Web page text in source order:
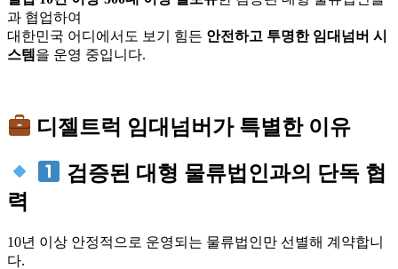
과 협업하여
대한민국 어디에서도 보기 힘든 안전하고 투명한 임대넘버 시
스템 을 운영 중입니다.
디젤트럭 임대넘버가 특별한 이유
검증된 대형 물류법인과의 단독 협
력
10년 이상 안정적으로 운영되는 물류법인만 선별해 계약합니
다.